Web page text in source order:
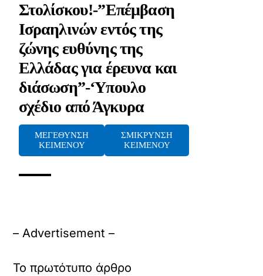
Στολίσκου!-”Επέμβαση
Ισραηλινών εντός της
ζώνης ευθύνης της
Ελλάδας για έρευνα και
διάσωση”-‘Υπουλο
σχέδιο από Άγκυρα
ΜΕΓΕΘΥΝΣΗ
ΚΕΙΜΕΝΟΥ
ΣΜΙΚΡΥΝΣΗ
ΚΕΙΜΕΝΟΥ
– Advertisement –
Το πρωτότυπο άρθρο